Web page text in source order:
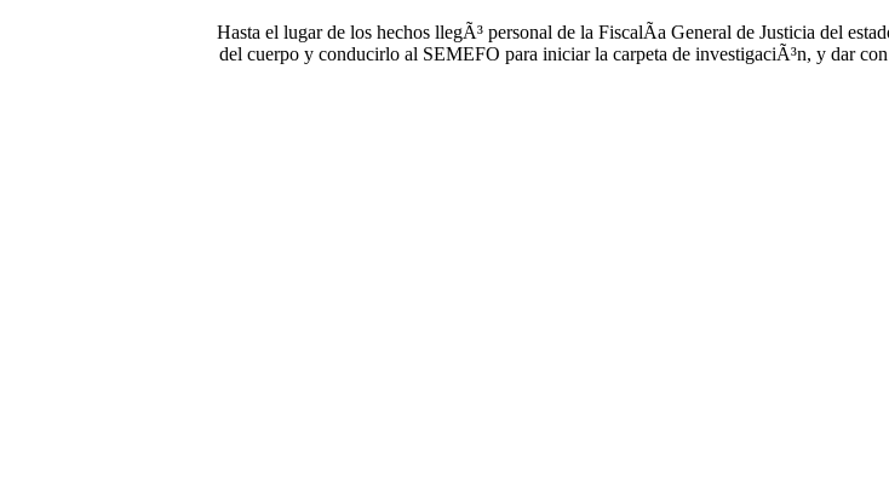
Hasta el lugar de los hechos llegÃ³ personal de la FiscalÃ­a General de Justicia del
del cuerpo y conducirlo al SEMEFO para iniciar la carpeta de investigaciÃ³n, y dar